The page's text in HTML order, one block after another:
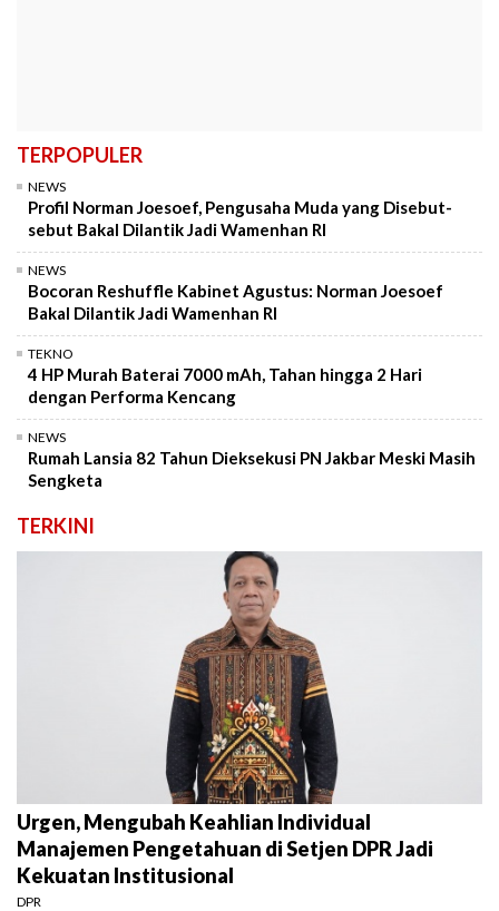
TERPOPULER
NEWS
Profil Norman Joesoef, Pengusaha Muda yang Disebut-
sebut Bakal Dilantik Jadi Wamenhan RI
NEWS
Bocoran Reshuffle Kabinet Agustus: Norman Joesoef
Bakal Dilantik Jadi Wamenhan RI
TEKNO
4 HP Murah Baterai 7000 mAh, Tahan hingga 2 Hari
dengan Performa Kencang
NEWS
Rumah Lansia 82 Tahun Dieksekusi PN Jakbar Meski Masih
Sengketa
TERKINI
Urgen, Mengubah Keahlian Individual
Manajemen Pengetahuan di Setjen DPR Jadi
Kekuatan Institusional
DPR